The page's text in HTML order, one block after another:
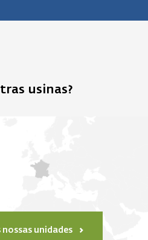
usinas?
nossas unidades